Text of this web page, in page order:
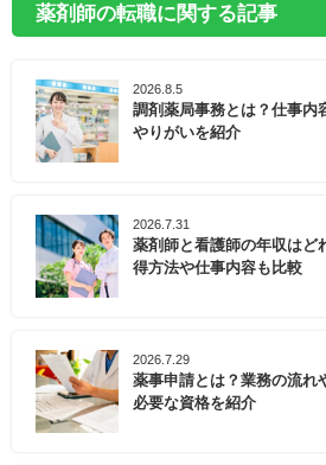
薬剤師の転職に関する記事
2026.8.5
調剤薬局事務とは？仕事内
やりがいを紹介
2026.7.31
薬剤師と看護師の年収はど
得方法や仕事内容も比較
2026.7.29
薬事申請とは？業務の流れ
必要な資格を紹介